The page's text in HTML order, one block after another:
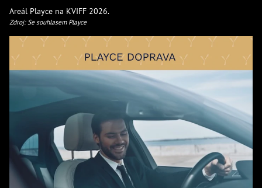
Areál Playce na KVIFF 2026.
Zdroj: Se souhlasem Playce